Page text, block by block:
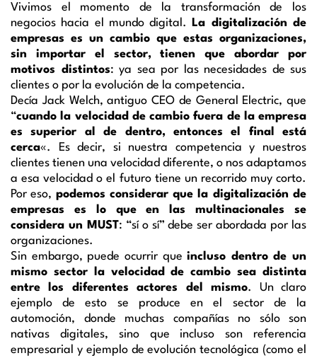
Vivimos el momento de la transformación de los
negocios hacia el mundo digital.
La digitalización de
empresas es un cambio que estas organizaciones,
sin importar el sector, tienen que abordar por
motivos distintos: ya sea por las necesidades de sus
clientes o por la evolución de la competencia.
Decía Jack Welch, antiguo CEO de General Electric, que
“cuando la velocidad de cambio fuera de la empresa
es superior al de dentro, entonces el final está
cerca«. Es decir, si nuestra competencia y nuestros
clientes tienen una velocidad diferente, o nos adaptamos
a esa velocidad o el futuro tiene un recorrido muy corto.
Por eso, podemos considerar que la digitalización de
empresas es lo que en las multinacionales se
considera un MUST: “sí o sí” debe ser abordada por las
organizaciones.
Sin embargo, puede ocurrir queincluso dentro de un
mismo sector la velocidad de cambio sea distinta
entre los diferentes actores del mismo. Un claro
ejemplo de esto se produce en el sector de la
automoción, donde muchas compañías no sólo son
nativas digitales, sino que incluso son referencia
empresarial y ejemplo de evolución tecnológica (como el